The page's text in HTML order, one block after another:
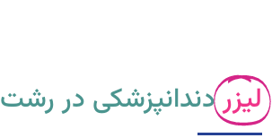
لیزردندانپزشکی در رشت